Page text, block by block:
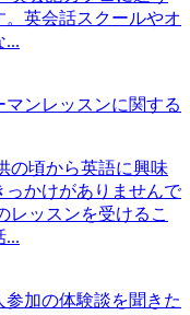
。英会話スクールやオ
...
ンレッスンに関する
の頃から英語に興味
かけがありませんで
レッスンを受けるこ
...
加の体験談を聞きた